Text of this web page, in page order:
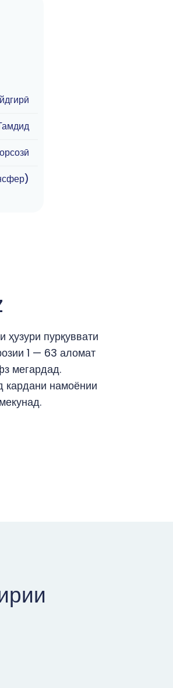
пурқуввати
1 — 63 аломат
мегардад.
кардани намоёнии